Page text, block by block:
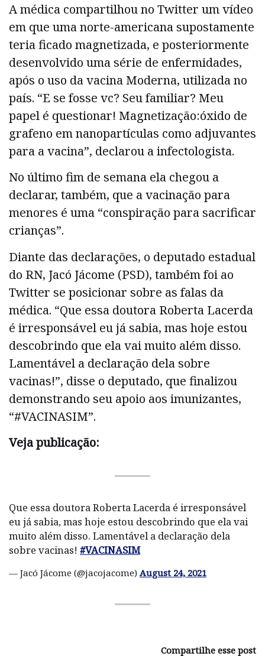
A médica compartilhou no Twitter um vídeo
em que uma norte-americana supostamente
teria ficado magnetizada, e posteriormente
desenvolvido uma série de enfermidades,
após o uso da vacina Moderna, utilizada no
país. “E se fosse vc? Seu familiar? Meu
papel é questionar! Magnetização:óxido de
grafeno em nanopartículas como adjuvantes
para a vacina”, declarou a infectologista.
No último fim de semana ela chegou a
declarar, também, que a vacinação para
menores é uma “conspiração para sacrificar
crianças”.
Diante das declarações, o deputado estadual
do RN, Jacó Jácome (PSD), também foi ao
Twitter se posicionar sobre as falas da
médica. “Que essa doutora Roberta Lacerda
é irresponsável eu já sabia, mas hoje estou
descobrindo que ela vai muito além disso.
Lamentável a declaração dela sobre
vacinas!”, disse o deputado, que finalizou
demonstrando seu apoio aos imunizantes,
“#VACINASIM”.
Veja publicação:
Que essa doutora Roberta Lacerda é irresponsável
eu já sabia, mas hoje estou descobrindo que ela vai
muito além disso. Lamentável a declaração dela
sobre vacinas! #VACINASIM
— Jacó Jácome (@jacojacome) August 24, 2021
Compartilhe esse post